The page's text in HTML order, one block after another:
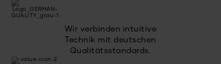
Wir verbinden intuitive
Technik mit deutschen
Qualitätsstandards.